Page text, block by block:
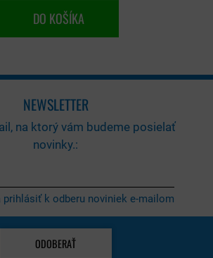
DO KOŠÍKA
NEWSLETTER
na ktorý vám budeme posielať
novinky.:
prihlásiť k odberu noviniek e-mailom
ODOBERAŤ